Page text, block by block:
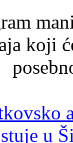
koji